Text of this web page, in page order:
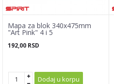
Mapa za blok 340x475mm
"Art Pink" 4 i 5
192,00 RSD
Dodaj u korpu